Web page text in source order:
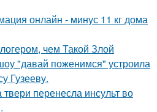
онлайн - минус 11 кг дома
чем Такой Злой
"давай поженимся" устроила
Гузееву.
перенесла инсульт во